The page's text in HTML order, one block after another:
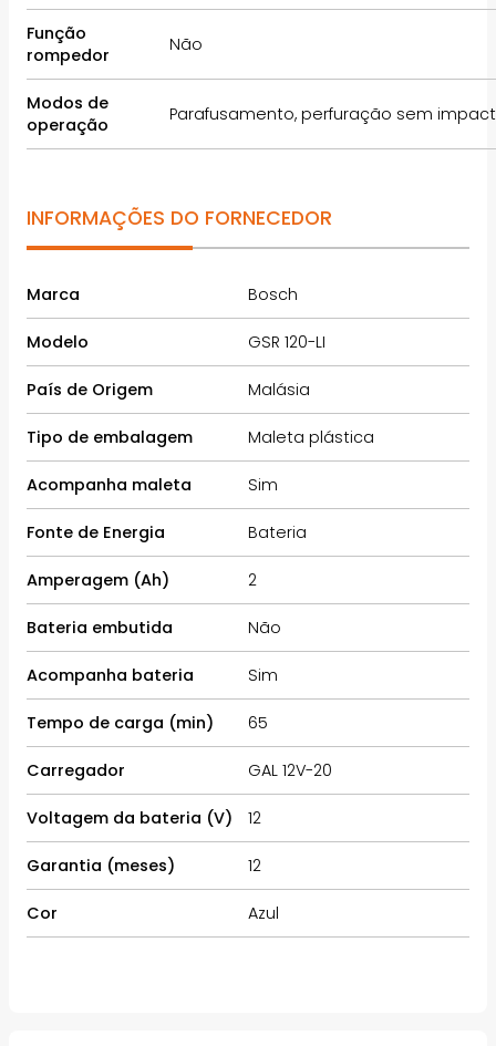
Função
rompedor
Não
Modos de
operação
Parafusamento, perfuração sem
INFORMAÇÕES DO FORNECEDOR
Marca Bosch
Modelo GSR 120-LI
País de Origem Malásia
Tipo de embalagem Maleta plástica
Acompanha maleta Sim
Fonte de Energia Bateria
Amperagem (Ah) 2
Bateria embutida Não
Acompanha bateria Sim
Tempo de carga (min) 65
Carregador GAL 12V-20
Voltagem da bateria (V) 12
Garantia (meses) 12
Cor Azul